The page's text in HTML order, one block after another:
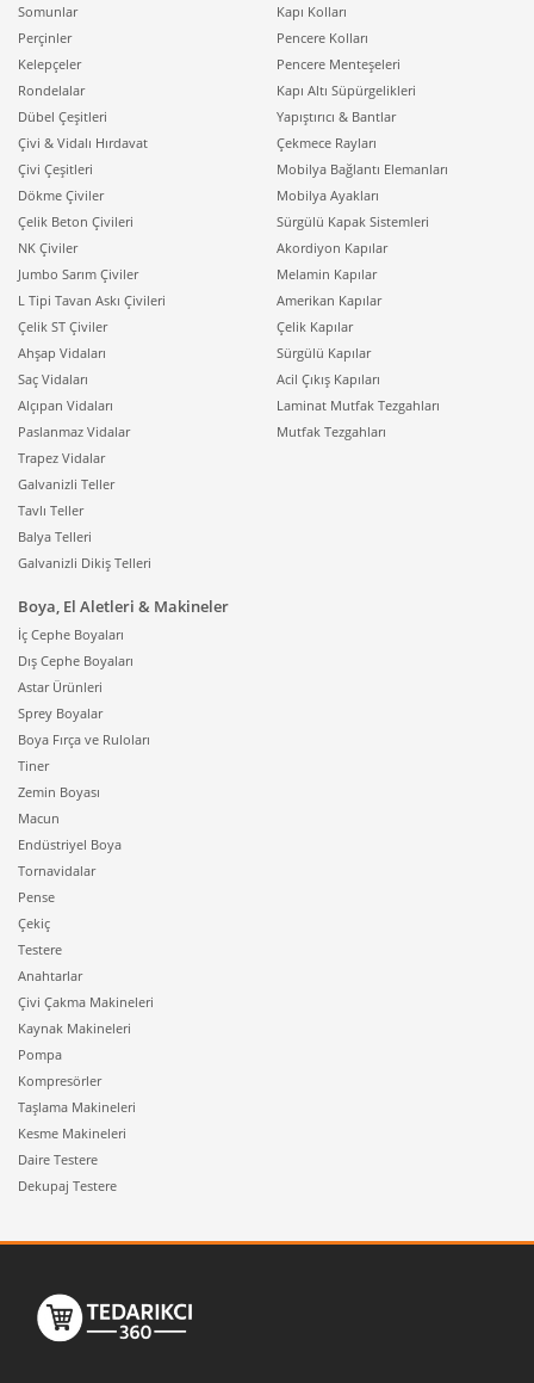
Somunlar
Perçinler
Kelepçeler
Rondelalar
Dübel Çeşitleri
Çivi & Vidalı Hırdavat
Çivi Çeşitleri
Dökme Çiviler
Çelik Beton Çivileri
NK Çiviler
Jumbo Sarım Çiviler
L Tipi Tavan Askı Çivileri
Çelik ST Çiviler
Ahşap Vidaları
Saç Vidaları
Alçıpan Vidaları
Paslanmaz Vidalar
Trapez Vidalar
Galvanizli Teller
Tavlı Teller
Balya Telleri
Galvanizli Dikiş Telleri
Kapı Kolları
Pencere Kolları
Pencere Menteşeleri
Kapı Altı Süpürgelikleri
Yapıştırıcı & Bantlar
Çekmece Rayları
Mobilya Bağlantı Elemanları
Mobilya Ayakları
Sürgülü Kapak Sistemleri
Akordiyon Kapılar
Melamin Kapılar
Amerikan Kapılar
Çelik Kapılar
Sürgülü Kapılar
Acil Çıkış Kapıları
Laminat Mutfak Tezgahları
Mutfak Tezgahları
Boya, El Aletleri & Makineler
İç Cephe Boyaları
Dış Cephe Boyaları
Astar Ürünleri
Sprey Boyalar
Boya Fırça ve Ruloları
Tiner
Zemin Boyası
Macun
Endüstriyel Boya
Tornavidalar
Pense
Çekiç
Testere
Anahtarlar
Çivi Çakma Makineleri
Kaynak Makineleri
Pompa
Kompresörler
Taşlama Makineleri
Kesme Makineleri
Daire Testere
Dekupaj Testere